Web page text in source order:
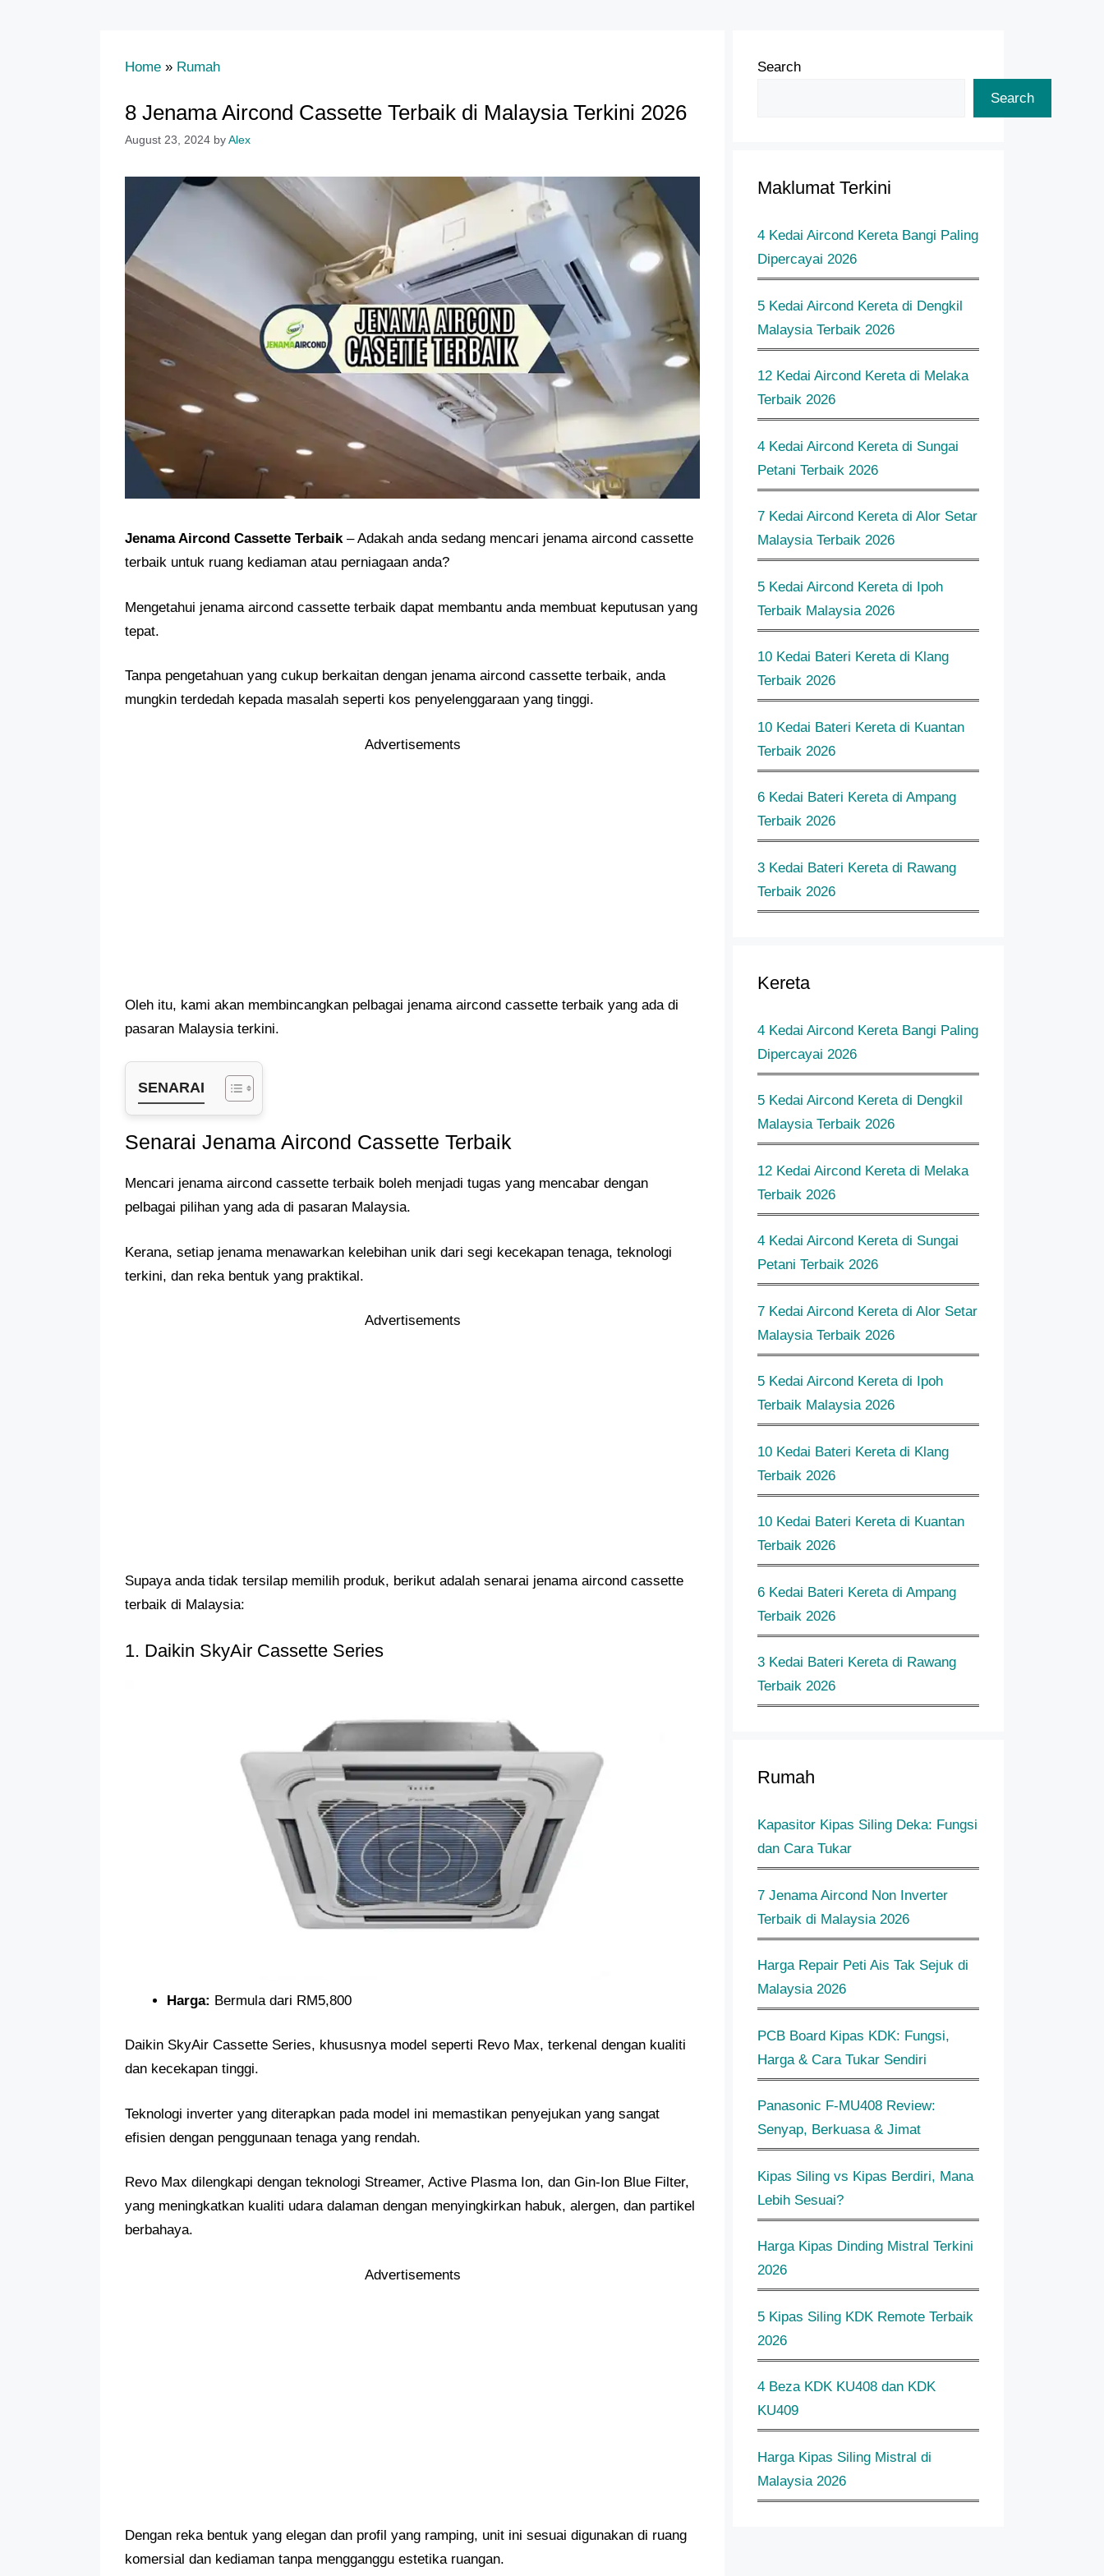
Home » Rumah
8 Jenama Aircond Cassette Terbaik di Malaysia Terkini 2026
August 23, 2024 byAlex
Jenama Aircond Cassette Terbaik– Adakah anda sedang mencari jenama aircond cassette
terbaik untuk ruang kediaman atau perniagaan anda?
Mengetahui jenama aircond cassette terbaik dapat membantu anda membuat keputusan yang
tepat.
Tanpa pengetahuan yang cukup berkaitan dengan jenama aircond cassette terbaik, anda
mungkin terdedah kepada masalah seperti kos penyelenggaraan yang tinggi.
Advertisements
Oleh itu, kami akan membincangkan pelbagai jenama aircond cassette terbaik yang ada di
pasaran Malaysia terkini.
SENARAI
Senarai Jenama Aircond Cassette Terbaik
Mencari jenama aircond cassette terbaik boleh menjadi tugas yang mencabar dengan
pelbagai pilihan yang ada di pasaran Malaysia.
Kerana, setiap jenama menawarkan kelebihan unik dari segi kecekapan tenaga, teknologi
terkini, dan reka bentuk yang praktikal.
Advertisements
Supaya anda tidak tersilap memilih produk, berikut adalah senarai jenama aircond cassette
terbaik di Malaysia:
1. Daikin SkyAir Cassette Series
Harga: Bermula dari RM5,800
Daikin SkyAir Cassette Series, khususnya model seperti Revo Max, terkenal dengan kualiti
dan kecekapan tinggi.
Teknologi inverter yang diterapkan pada model ini memastikan penyejukan yang sangat
efisien dengan penggunaan tenaga yang rendah.
Revo Max dilengkapi dengan teknologi Streamer, Active Plasma Ion, dan Gin-Ion Blue Filter,
yang meningkatkan kualiti udara dalaman dengan menyingkirkan habuk, alergen, dan partikel
berbahaya.
Advertisements
Dengan reka bentuk yang elegan dan profil yang ramping, unit ini sesuai digunakan di ruang
komersial dan kediaman tanpa mengganggu estetika ruangan.
Search
Search
Maklumat Terkini
4 Kedai Aircond Kereta Bangi Paling
Dipercayai 2026
5 Kedai Aircond Kereta di Dengkil
Malaysia Terbaik 2026
12 Kedai Aircond Kereta di Melaka
Terbaik 2026
4 Kedai Aircond Kereta di Sungai
Petani Terbaik 2026
7 Kedai Aircond Kereta di Alor Setar
Malaysia Terbaik 2026
5 Kedai Aircond Kereta di Ipoh
Terbaik Malaysia 2026
10 Kedai Bateri Kereta di Klang
Terbaik 2026
10 Kedai Bateri Kereta di Kuantan
Terbaik 2026
6 Kedai Bateri Kereta di Ampang
Terbaik 2026
3 Kedai Bateri Kereta di Rawang
Terbaik 2026
Kereta
4 Kedai Aircond Kereta Bangi Paling
Dipercayai 2026
5 Kedai Aircond Kereta di Dengkil
Malaysia Terbaik 2026
12 Kedai Aircond Kereta di Melaka
Terbaik 2026
4 Kedai Aircond Kereta di Sungai
Petani Terbaik 2026
7 Kedai Aircond Kereta di Alor Setar
Malaysia Terbaik 2026
5 Kedai Aircond Kereta di Ipoh
Terbaik Malaysia 2026
10 Kedai Bateri Kereta di Klang
Terbaik 2026
10 Kedai Bateri Kereta di Kuantan
Terbaik 2026
6 Kedai Bateri Kereta di Ampang
Terbaik 2026
3 Kedai Bateri Kereta di Rawang
Terbaik 2026
Rumah
Kapasitor Kipas Siling Deka: Fungsi
dan Cara Tukar
7 Jenama Aircond Non Inverter
Terbaik di Malaysia 2026
Harga Repair Peti Ais Tak Sejuk di
Malaysia 2026
PCB Board Kipas KDK: Fungsi,
Harga & Cara Tukar Sendiri
Panasonic F-MU408 Review:
Senyap, Berkuasa & Jimat
Kipas Siling vs Kipas Berdiri, Mana
Lebih Sesuai?
Harga Kipas Dinding Mistral Terkini
2026
5 Kipas Siling KDK Remote Terbaik
2026
4 Beza KDK KU408 dan KDK
KU409
Harga Kipas Siling Mistral di
Malaysia 2026